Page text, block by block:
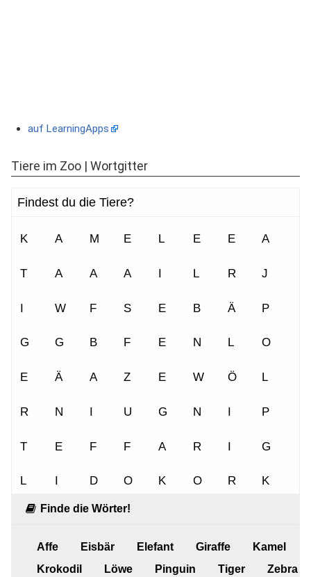
auf LearningApps
Tiere im Zoo | Wortgitter